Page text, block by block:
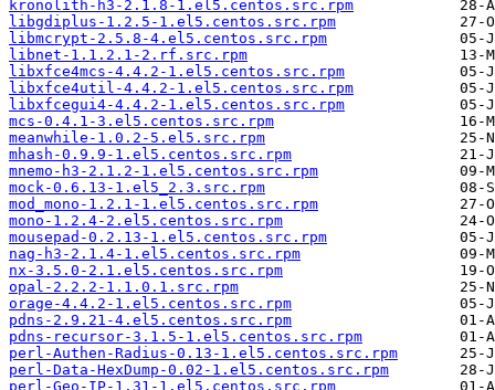
kronolith-h3-2.1.8-1.el5.centos.src.rpm
libgdiplus-1.2.5-1.el5.centos.src.rpm
libmcrypt-2.5.8-4.el5.centos.src.rpm
libnet-1.1.2.1-2.rf.src.rpm
libxfce4mcs-4.4.2-1.el5.centos.src.rpm
libxfce4util-4.4.2-1.el5.centos.src.rpm
libxfcegui4-4.4.2-1.el5.centos.src.rpm
mcs-0.4.1-3.el5.centos.src.rpm
meanwhile-1.0.2-5.el5.src.rpm
mhash-0.9.9-1.el5.centos.src.rpm
mnemo-h3-2.1.2-1.el5.centos.src.rpm
mock-0.6.13-1.el5_2.3.src.rpm
mod_mono-1.2.1-1.el5.centos.src.rpm
mono-1.2.4-2.el5.centos.src.rpm
mousepad-0.2.13-1.el5.centos.src.rpm
nag-h3-2.1.4-1.el5.centos.src.rpm
nx-3.5.0-2.1.el5.centos.src.rpm
opal-2.2.2-1.1.0.1.src.rpm
orage-4.4.2-1.el5.centos.src.rpm
pdns-2.9.21-4.el5.centos.src.rpm
pdns-recursor-3.1.5-1.el5.centos.src.rpm
perl-Authen-Radius-0.13-1.el5.centos.src.rpm
perl-Data-HexDump-0.02-1.el5.centos.src.rpm
perl-Geo-IP-1.31-1.el5.centos.src.rpm